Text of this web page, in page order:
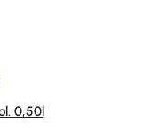
5 Sternen
0,50l